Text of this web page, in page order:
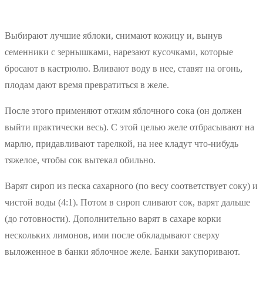
Выбирают лучшие яблоки, снимают кожицу и, вынув
семенники с зернышками, нарезают кусочками, которые
бросают в кастрюлю. Вливают воду в нее, ставят на огонь,
плодам дают время превратиться в желе.
После этого применяют отжим яблочного сока (он должен
выйти практически весь). С этой целью желе отбрасывают на
марлю, придавливают тарелкой, на нее кладут что-нибудь
тяжелое, чтобы сок вытекал обильно.
Варят сироп из песка сахарного (по весу соответствует соку) и
чистой воды (4:1). Потом в сироп сливают сок, варят дальше
(до готовности). Дополнительно варят в сахаре корки
нескольких лимонов, ими после обкладывают сверху
выложенное в банки яблочное желе. Банки закупоривают.